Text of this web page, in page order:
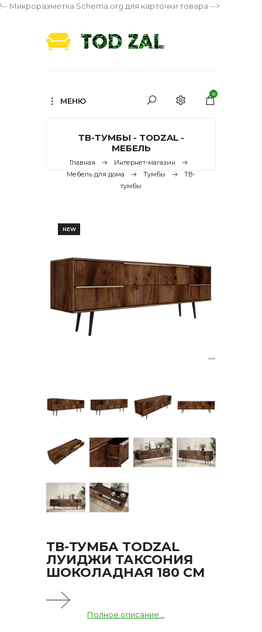
!-- Микроразметка Schema.org для карточки товара -->
МЕНЮ
0
ТВ-ТУМБЫ - TODZAL -
МЕБЕЛЬ
Главная
Интернет-магазин
Мебель для дома
Тумбы
ТВ-
тумбы
NEW
ТВ-ТУМБА TODZAL
ЛУИДЖИ ТАКСОНИЯ
ШОКОЛАДНАЯ 180 СМ
Полное описание...